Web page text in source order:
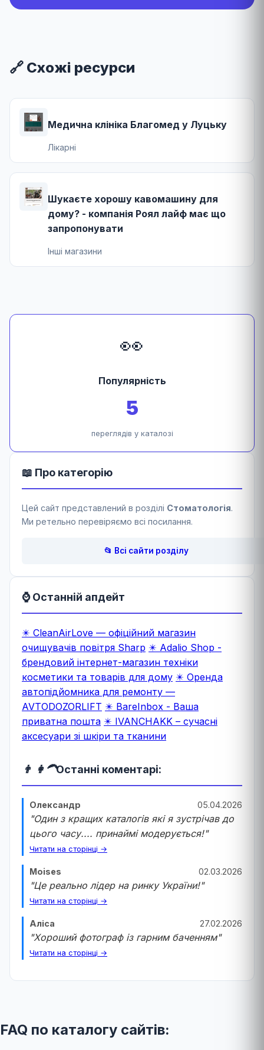
🔗 Схожі ресурси
Медична клініка Благомед у Луцьку
Лікарні
Шукаєте хорошу кавомашину для
дому? - компанія Роял лайф має що
запропонувати
Інші магазини
👀
Популярність
5
переглядів у каталозі
📖 Про категорію
Цей сайт представлений в розділі Стоматологія.
Ми ретельно перевіряємо всі посилання.
📂 Всі сайти розділу
⌚ Останній апдейт
✴️ CleanAirLove — офіційний магазин
очищувачів повітря Sharp ✴️ Adalio Shop -
брендовий інтернет-магазин техніки
косметики та товарів для дому ✴️ Оренда
автопідйомника для ремонту —
AVTODOZORLIFT ✴️ BareInbox - Ваша
приватна пошта ✴️ IVANCHAKK – сучасні
аксесуари зі шкіри та тканини
👨 👩‍🦱Останні коментарі:
Олександр 05.04.2026
"Один з кращих каталогів які я зустрічав до
цього часу.... принаймі модерується!"
Читати на сторінці →
Moises 02.03.2026
"Це реально лідер на ринку України!"
Читати на сторінці →
Аліса 27.02.2026
"Хороший фотограф із гарним баченням"
Читати на сторінці →
FAQ по каталогу сайтів: